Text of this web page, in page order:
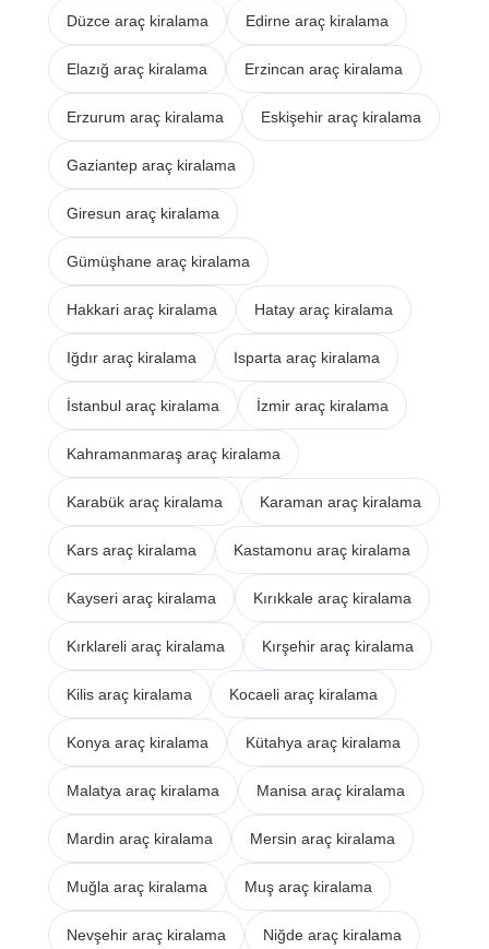
Düzce araç kiralama Edirne araç kiralama
Elazığ araç kiralama Erzincan araç kiralama
Erzurum araç kiralama Eskişehir araç kiralama
Gaziantep araç kiralama
Giresun araç kiralama
Gümüşhane araç kiralama
Hakkari araç kiralama Hatay araç kiralama
Iğdır araç kiralama Isparta araç kiralama
İstanbul araç kiralama İzmir araç kiralama
Kahramanmaraş araç kiralama
Karabük araç kiralama Karaman araç kiralama
Kars araç kiralama Kastamonu araç kiralama
Kayseri araç kiralama Kırıkkale araç kiralama
Kırklareli araç kiralama Kırşehir araç kiralama
Kilis araç kiralama Kocaeli araç kiralama
Konya araç kiralama Kütahya araç kiralama
Malatya araç kiralama Manisa araç kiralama
Mardin araç kiralama Mersin araç kiralama
Muğla araç kiralama Muş araç kiralama
Nevşehir araç kiralama Niğde araç kiralama